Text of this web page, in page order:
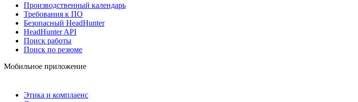
Производственный календарь
Требования к ПО
Безопасный HeadHunter
HeadHunter API
Поиск работы
Поиск по резюме
Мобильное приложение
Этика и комплаенс